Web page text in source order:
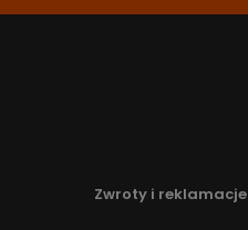
Zwroty i reklamacje